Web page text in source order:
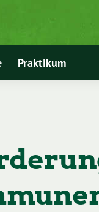
Praktikum